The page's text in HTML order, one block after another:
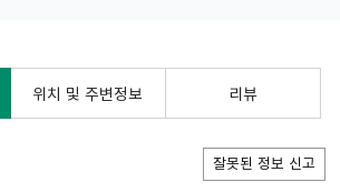
위치 및 주변정보 리뷰
잘못된 정보 신고